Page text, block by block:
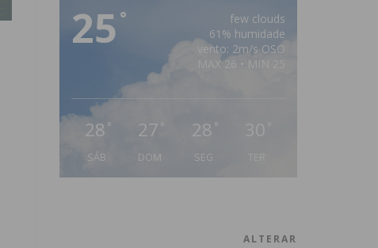
25 °
few clouds
61% humidade
vento: 2m/s OSO
MAX 26 • MIN 25
28 °
SÁB
27 °
DOM
28 °
SEG
30 °
ALTERAR